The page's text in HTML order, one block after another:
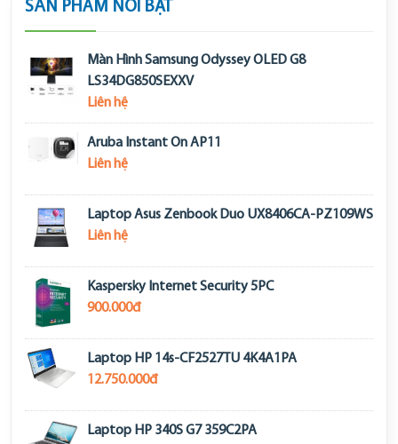
SẢN PHẨM NỔI BẬT
Màn Hình Samsung Odyssey OLED G8
LS34DG850SEXXV
Liên hệ
Aruba Instant On AP11
Liên hệ
Laptop Asus Zenbook Duo UX8406CA-PZ109WS
Liên hệ
Kaspersky Internet Security 5PC
900.000đ
Laptop HP 14s-CF2527TU 4K4A1PA
12.750.000đ
Laptop HP 340S G7 359C2PA